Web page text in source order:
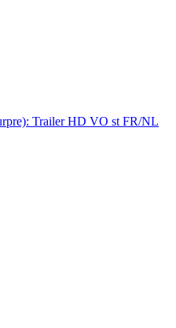
Trailer HD VO st FR/NL